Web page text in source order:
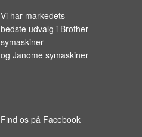
Vi har markedets
bedste udvalg i Brother
symaskiner
og Janome symaskiner
Find os på Facebook